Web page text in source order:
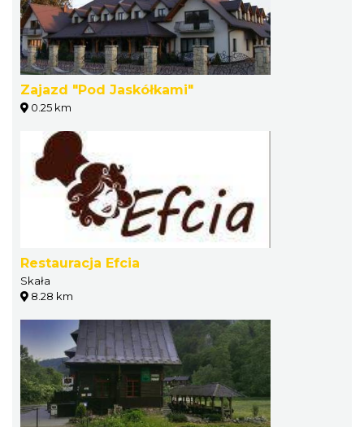
Zajazd "Pod Jaskółkami"
0.25 km
Restauracja Efcia
Skała
8.28 km